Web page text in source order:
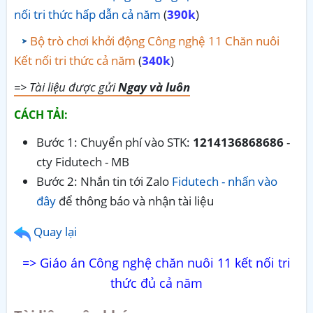
nối tri thức hấp dẫn cả năm (390k)
Bộ trò chơi khởi động Công nghệ 11 Chăn nuôi
Kết nối tri thức cả năm (340k)
=> Tài liệu được gửiNgay và luôn
CÁCH TẢI:
Bước 1: Chuyển phí vào STK: 1214136868686-
cty Fidutech - MB
Bước 2: Nhắn tin tới Zalo Fidutech - nhấn vào
đây để thông báo và nhận tài liệu
Quay lại
=> Giáo án Công nghệ chăn nuôi 11 kết nối tri
thức đủ cả năm